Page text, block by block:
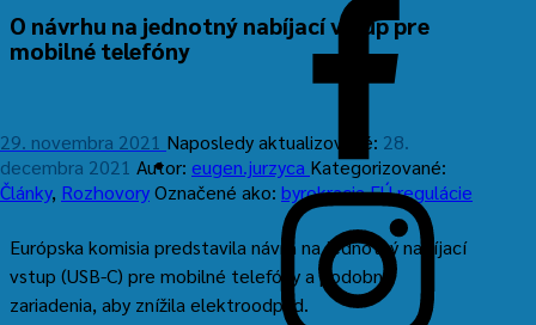
Instagram
O návrhu na jednotný nabíjací vstup pre
mobilné telefóny
29. novembra 2021 Naposledy aktualizované: 28.
decembra 2021 Autor: eugen.jurzyca Kategorizované:
Články, RozhovoryOznačené ako: byrokraciaEÚregulácie
Európska komisia predstavila návrh na jednotný nabíjací
vstup (USB-C) pre mobilné telefóny a podobné
zariadenia, aby znížila elektroodpad.